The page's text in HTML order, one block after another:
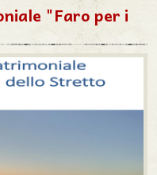
"Faro per i